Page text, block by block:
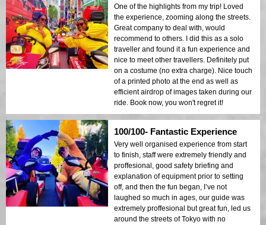
One of the highlights from my trip! Loved
the experience, zooming along the streets.
Great company to deal with, would
recommend to others. I did this as a solo
traveller and found it a fun experience and
nice to meet other travellers. Definitely put
on a costume (no extra charge). Nice touch
of a printed photo at the end as well as
efficient airdrop of images taken during our
ride. Book now, you won't regret it!
100/100- Fantastic Experience
Very well organised experience from start
to finish, staff were extremely friendly and
proffesional, good safety briefing and
explanation of equipment prior to setting
off, and then the fun began, I’ve not
laughed so much in ages, our guide was
extremely proffesional but great fun, led us
around the streets of Tokyo with no